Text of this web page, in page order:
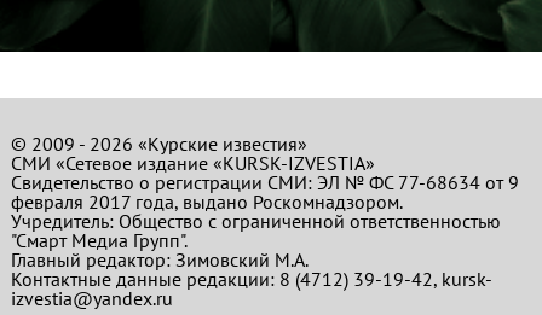
© 2009 - 2026 «Курские известия»
СМИ «Сетевое издание «KURSK-IZVESTIA»
Свидетельство о регистрации СМИ: ЭЛ № ФС 77-68634 от 9
февраля 2017 года, выдано Роскомнадзором.
Учредитель: Общество с ограниченной ответственностью
"Смарт Медиа Групп".
Главный редактор:Зимовский М.А.
Контактные данные редакции: 8 (4712) 39-19-42, kursk-
izvestia@yandex.ru